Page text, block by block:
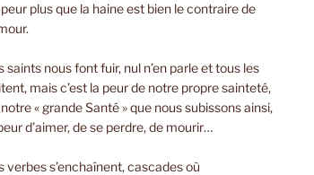
plus que la haine est bien le contraire de
saints nous font fuir, nul n’en parle et tous les
mais c’est la peur de notre propre sainteté,
« grande Santé » que nous subissons ainsi,
d’aimer, de se perdre, de mourir…
verbes s’enchaînent, cascades où